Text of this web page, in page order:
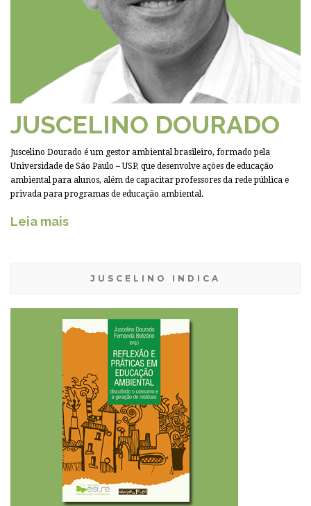
JUSCELINO DOURADO
Juscelino Dourado é um gestor ambiental brasileiro, formado pela
Universidade de São Paulo – USP, que desenvolve ações de educação
ambiental para alunos, além de capacitar professores da rede pública e
privada para programas de educação ambiental.
Leia mais
JUSCELINO INDICA